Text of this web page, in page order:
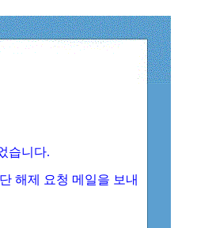
습니다.
해제 요청 메일을 보내